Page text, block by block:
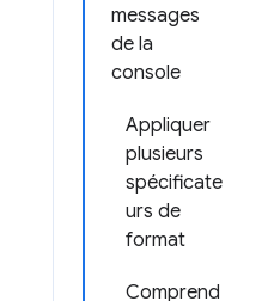
messages
de la
console
Appliquer
plusieurs
spécificate
urs de
format
Comprend